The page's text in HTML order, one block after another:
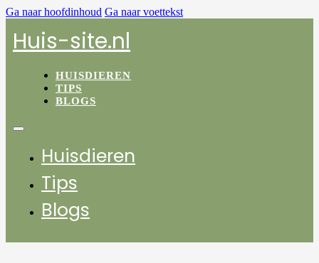
Ga naar hoofdinhoud Ga naar voettekst
Huis-site.nl
HUISDIEREN
TIPS
BLOGS
Huisdieren
Tips
Blogs